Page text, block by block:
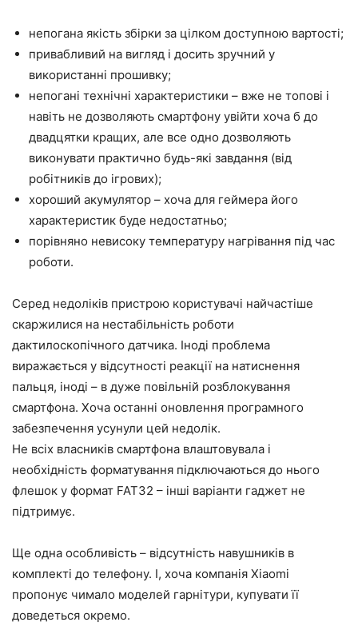
непогана якість збірки за цілком доступною вартості;
привабливий на вигляд і досить зручний у
використанні прошивку;
непогані технічні характеристики – вже не топові і
навіть не дозволяють смартфону увійти хоча б до
двадцятки кращих, але все одно дозволяють
виконувати практично будь-які завдання (від
робітників до ігрових);
хороший акумулятор – хоча для геймера його
характеристик буде недостатньо;
порівняно невисоку температуру нагрівання під час
роботи.
Серед недоліків пристрою користувачі найчастіше
скаржилися на нестабільність роботи
дактилоскопічного датчика. Іноді проблема
виражається у відсутності реакції на натиснення
пальця, іноді – в дуже повільній розблокування
смартфона. Хоча останні оновлення програмного
забезпечення усунули цей недолік.
Не всіх власників смартфона влаштовувала і
необхідність форматування підключаються до нього
флешок у формат FAT32 – інші варіанти гаджет не
підтримує.
Ще одна особливість – відсутність навушників в
комплекті до телефону. І, хоча компанія Xiaomi
пропонує чимало моделей гарнітури, купувати її
доведеться окремо.